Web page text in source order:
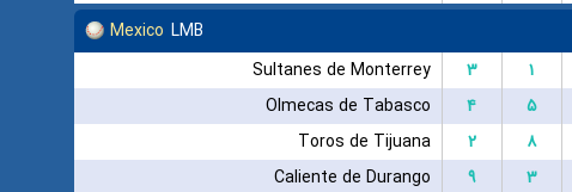
Mexico LMB
Sultanes de Monterrey
۳ ۱
Olmecas de Tabasco
۴ ۵
Toros de Tijuana
۲ ۸
Caliente de Durango
۹ ۳